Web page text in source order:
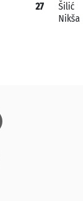
27
Šilić
Nikša